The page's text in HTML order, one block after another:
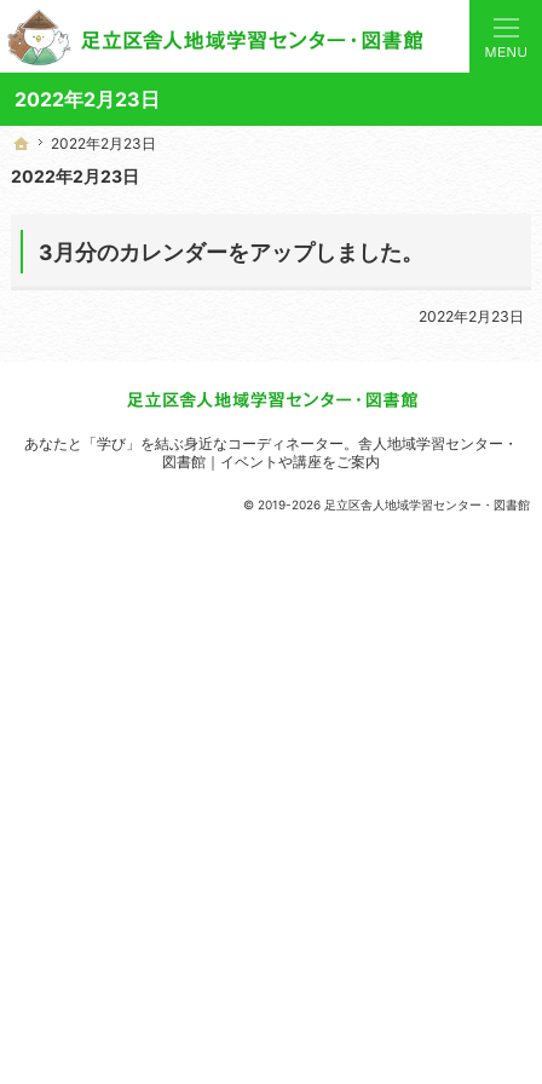
2022年2月23日
あなたと「学び」を結ぶ身近なコーディネーター。当サイトでは地域の講座や施設をご案内してい
舎人地域学習センターや図書館の総合案内サイト
ホーム
2022年2月23日
2022年2月23日
3月分のカレンダーをアップしました。
2022年2月23日
ホーム
2022年2月23日
© 2019-2026 足立区舎人地域学習センター・図書館
あなたと「学び」を結ぶ身近なコーディネーター。 舎人地域学習センター・
図書館｜イベントや講座をご案内